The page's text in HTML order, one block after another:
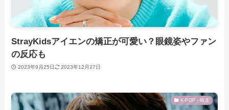
StrayKidsアイエンの矯正が可愛い？眼鏡姿やファン
の反応も
2023年9月25日 2023年12月27日
K-POP・韓流